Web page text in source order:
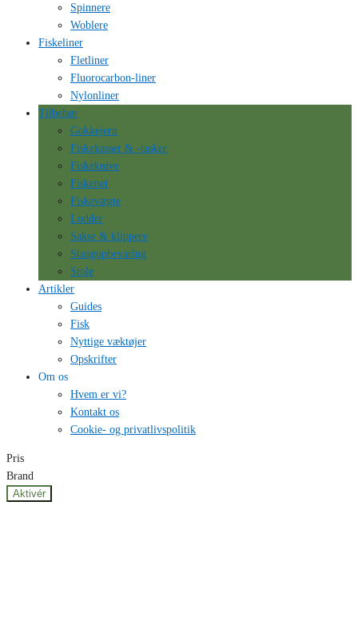
Spinnere
Woblere
Fiskeliner
Fletliner
Fluorocarbon-liner
Nylonliner
Tilbehør
Gokkejern
Fiskekasser & -tasker
Fiskeknive
Fiskenet
Fiskevægte
Lodder
Sakse & klippere
Stangopbevaring
Stole
Artikler
Guides
Fisk
Nyttige væktøjer
Opskrifter
Om os
Hvem er vi?
Kontakt os
Cookie- og privatlivspolitik
Pris
Brand
Aktivér